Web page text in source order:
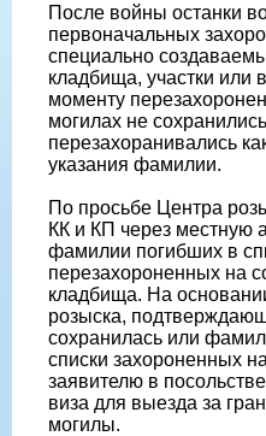
После войны останки
первоначальных
специально
кладбища, участки или
моменту
могилах не
перезахоранивались
указания фамилии.
По просьбе Центра
КК и КП через местную
фамилии погибших в
перезахороненных на
кладбища. На
розыска,
сохранилась или
списки захороненных
заявителю в
виза для выезда за
могилы.